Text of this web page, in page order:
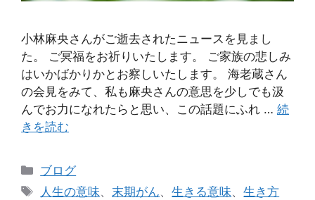
小林麻央さんがご逝去されたニュースを見まし
た。 ご冥福をお祈りいたします。 ご家族の悲しみ
はいかばかりかとお察しいたします。 海老蔵さん
の会見をみて、私も麻央さんの意思を少しでも汲
んでお力になれたらと思い、この話題にふれ … 続
きを読む
カ
テ
ブログ
タ
人生の意味、末期がん、生きる意味、生き方